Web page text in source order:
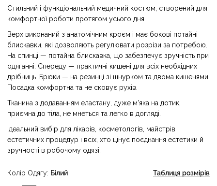
Стильний і функціональний медичний костюм, створений для
комфортної роботи протягом усього дня.
Верх виконаний з анатомічним кроєм і має бокові потайні
блискавки, які дозволяють регулювати розрізи за потребою.
На спинці — потайна блискавка, що забезпечує зручність при
одяганні. Спереду — практичні кишені для всіх необхідних
дрібниць. Брюки — на резинці зі шнурком та двома кишенями.
Посадка комфортна та не сковує рухів.
Тканина з додаванням еластану, дуже м’яка на дотик,
приємна до тіла, не мнеться та легко в догляді.
Ідеальний вибір для лікарів, косметологів, майстрів
естетичних процедур і всіх, хто цінує поєднання естетики й
зручності в робочому одязі.
Колір Одягу Білий Таблиця розмірів